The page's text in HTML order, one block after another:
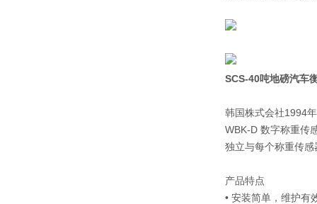
SCS-40吨地磅汽车
韩国株式会社1994
WBK-D 数字称重传
独立与每个称重传
产品特点
• 安装简单，维护有